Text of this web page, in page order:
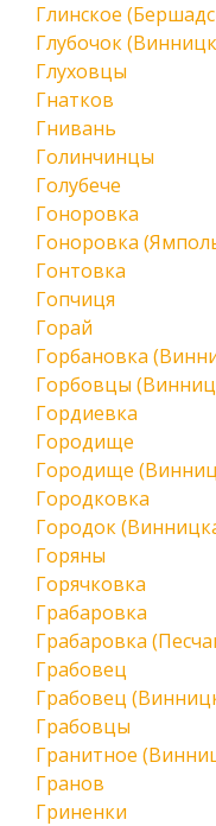
Глинское
Глубочок
Глуховцы
Гнатков
Гнивань
Голинчинцы
Голубече
Гоноровка
Гоноровка
Гонтовка
Гопчиця
Горай
Горбановка
Горбовцы
Гордиевка
Городище
Городище
Городковка
Городок
Горяны
Горячковка
Грабаровка
Грабаровка
Грабовец
Грабовец
Грабовцы
Гранитное
Гранов
Гриненки